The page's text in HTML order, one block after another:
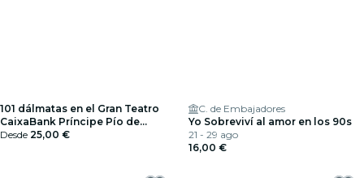
101 dálmatas en el Gran Teatro
CaixaBank Príncipe Pío de
Madrid - Tarjeta Regalo
Desde 25,00 €
C. de Embajadores
Yo Sobreviví al amor en los 90s
21 - 29 ago
16,00 €